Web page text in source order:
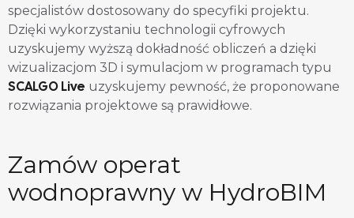
specjalistów dostosowany do specyfiki projektu.
Dzięki wykorzystaniu technologii cyfrowych
uzyskujemy wyższą dokładność obliczeń a dzięki
wizualizacjom 3D i symulacjom w programach typu
SCALGO Live uzyskujemy pewność, że proponowane
rozwiązania projektowe są prawidłowe.
Zamów operat
wodnoprawny w HydroBIM